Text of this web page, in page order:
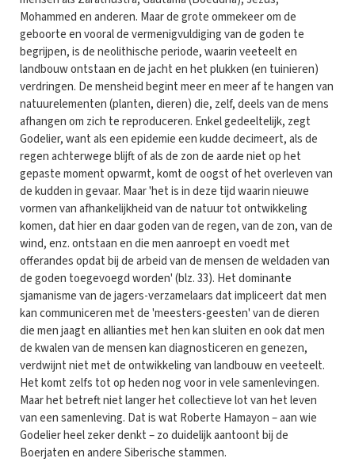
Mohammed en anderen. Maar de grote ommekeer om de
geboorte en vooral de vermenigvuldiging van de goden te
begrijpen, is de neolithische periode, waarin veeteelt en
landbouw ontstaan en de jacht en het plukken (en tuinieren)
verdringen. De mensheid begint meer en meer af te hangen van
natuurelementen (planten, dieren) die, zelf, deels van de mens
afhangen om zich te reproduceren. Enkel gedeeltelijk, zegt
Godelier, want als een epidemie een kudde decimeert, als de
regen achter­we­ge blijft of als de zon de aarde niet op het
gepaste moment opwarmt, komt de oogst of het overleven van
de kudden in gevaar. Maar 'het is in deze tijd waarin nieuwe
vormen van afhankelijkheid van de natuur tot ontwikkeling
komen, dat hier en daar goden van de regen, van de zon, van de
wind, enz. ontstaan en die men aanroept en voedt met
offerandes opdat bij de arbeid van de mensen de weldaden van
de goden toegevoegd worden' (blz. 33). Het dominante
sjamanisme van de jagers-verzamelaars dat impliceert dat men
kan communiceren met de 'meesters-geesten' van de dieren
die men jaagt en allianties met hen kan sluiten en ook dat men
de kwalen van de mensen kan diagnosticeren en genezen,
verdwijnt niet met de ontwikkeling van landbouw en veeteelt.
Het komt zelfs tot op heden nog voor in vele samenlevingen.
Maar het betreft niet langer het collectieve lot van het leven
van een samenleving. Dat is wat Roberte Hamayon – aan wie
Godelier heel zeker denkt – zo duidelijk aantoont bij de
Boerjaten en andere Siberische stammen.